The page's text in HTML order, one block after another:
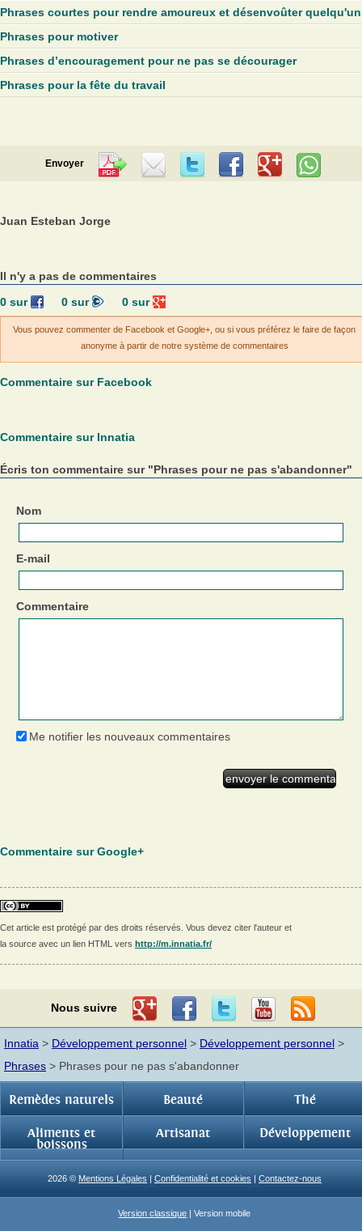
Phrases courtes pour rendre amoureux et désenvoûter quelqu'un
Phrases pour motiver
Phrases d’encouragement pour ne pas se décourager
Phrases pour la fête du travail
Envoyer
Juan Esteban Jorge
Il n'y a pas de commentaires
0sur 0sur 0 sur
Vous pouvez commenter de Facebook et Google+, ou si vous préférez le faire de façon
anonyme à partir de notre système de commentaires
Commentaire sur Facebook
Commentaire sur Innatia
Écris ton commentaire sur "Phrases pour ne pas s'abandonner"
Nom
E-mail
Commentaire
Me notifier les nouveaux commentaires
Commentaire sur Google+
Cet article est protégé par des droits réservés. Vous devez citer l'auteur et
la source avec un lien HTML vers http://m.innatia.fr/
Nous suivre
Innatia > Développement personnel > Développement personnel >
Phrases > Phrases pour ne pas s'abandonner
Remèdes naturels Beauté Thé
Aliments et
boissons
Artisanat Développement
2026 © Mentions Légales | Confidentialité et cookies | Contactez-nous
Version classique | Version mobile